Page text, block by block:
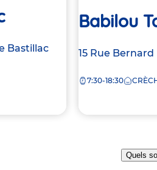
Bastillac
Babilou
Adresse
la
15 Rue Bernard
7:30-18:30
Quels